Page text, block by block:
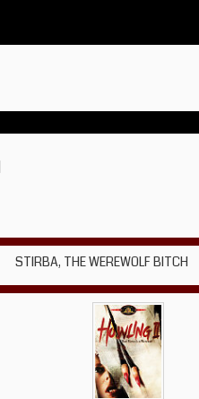
STIRBA, THE WEREWOLF BITCH